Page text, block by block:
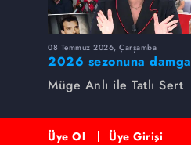
08 Temmuz 2026, Çarşamba
2026 sezonuna damga
vuran 5 Müge Anlı
dosyası...
Müge Anlı ile Tatlı Sert
Üye Ol Üye Girişi